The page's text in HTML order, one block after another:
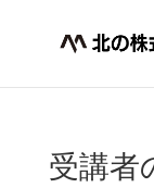
受講者